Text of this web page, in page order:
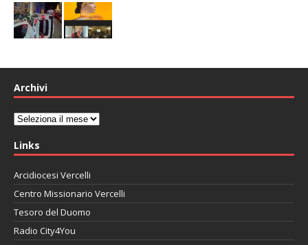
Archivi
Archivi
Links
Arcidiocesi Vercelli
Centro Missionario Vercelli
Tesoro del Duomo
Radio City4You